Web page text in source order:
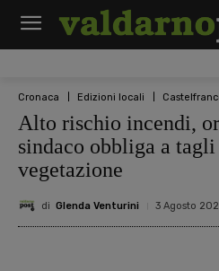
Cronaca Edizioni locali
Alto rischio incendi,
sindaco obbliga a
vegetazione
di Glenda Venturini 3 Agosto